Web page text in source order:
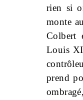
rien si
monte
Colbert
Louis
prend